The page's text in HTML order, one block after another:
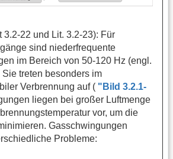
3.2-22 und Lit. 3.2-23): Für
sind niederfrequente
im Bereich von 50-120 Hz (engl.
Sie treten besonders im
Verbrennung auf ( "Bild 3.2.1-
liegen bei großer Luftmenge
vor, um die
Gasschwingungen
Probleme: